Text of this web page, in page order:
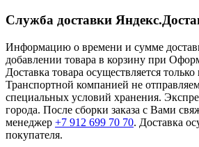
Служба доставки
Информацию о времени и сумме
добавлении товара в корзину при
Доставка товара осуществляется
Транспортной компанией не
специальных условий хранения.
города. После сборки заказа с Вами
менеджер +7 912 699 70 70. Доставка
покупателя.